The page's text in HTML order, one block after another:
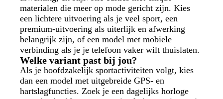
materialen die meer op mode gericht zijn. Kies
een lichtere uitvoering als je veel sport, een
premium-uitvoering als uiterlijk en afwerking
belangrijk zijn, of een model met mobiele
verbinding als je je telefoon vaker wilt thuislaten.
Welke variant past bij jou?
Als je hoofdzakelijk sportactiviteiten volgt, kies
dan een model met uitgebreide GPS- en
hartslagfuncties. Zoek je een dagelijks horloge